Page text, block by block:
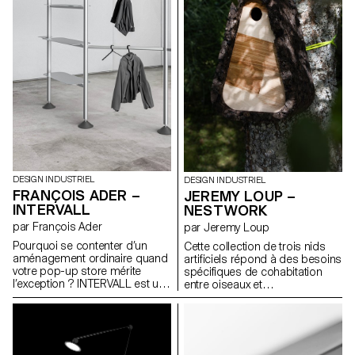
quotidienne. La chaussure se
compose d’un "upper" en
mousse EVA thermoformée qui
accueille un chausson en laine
réadapter et personnaliser. Les
différentes pièces sont
tricotées en 3D, sans couture
et compostables
industriellement. La baleine et
les attaches quant à elles sont
recyclables à l’infini. Ce n’est
plus la poitrine qui s’adapte à
l’objet, mais l’objet qui évolue
avec elle.
DESIGN INDUSTRIEL
FRANÇOIS ADER –
INTERVALL
par François Ader
Pourquoi se contenter d’un
aménagement ordinaire quand
votre pop-up store mérite
l’exception ? INTERVALL est un
système de structures
marques de vêtements qui
souhaitent scénographier leurs
DESIGN INDUSTRIEL
JEREMY LOUP –
NESTWORK
par Jeremy Loup
Cette collection de trois nids
artificiels répond à des besoins
spécifiques de cohabitation
entre oiseaux et
environnements humains.
accessible et reproductible. Le
nichoir pour mésanges aide à